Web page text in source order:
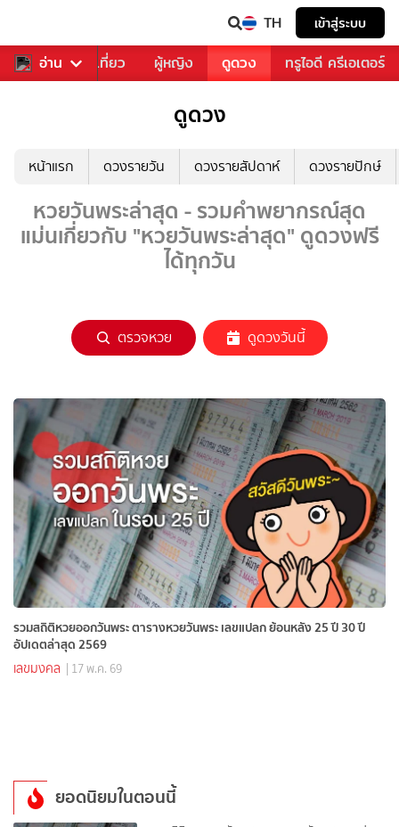
TH เข้าสู่ระบบ
อ่าน
อาหาร ท่องเที่ยว ผู้หญิง ดูดวง ทรูไอดี ครีเอเตอร์
ดูดวง
หน้าแรก ดวงรายวัน ดวงรายสัปดาห์ ดวงรายปักษ์
หวยวันพระล่าสุด - รวมคำพยากรณ์สุด
แม่นเกี่ยวกับ "หวยวันพระล่าสุด" ดูดวงฟรี
ได้ทุกวัน
ตรวจหวย ดูดวงวันนี้
รวมสถิติหวยออกวันพระ ตารางหวยวันพระ เลขแปลก ย้อนหลัง 25 ปี 30 ปี
อัปเดตล่าสุด 2569
เลขมงคล | 17 พ.ค. 69
ยอดนิยมในตอนนี้